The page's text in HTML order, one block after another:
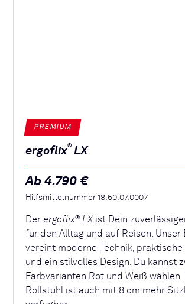
PREMIUM
ergoflix® LX
Ab 4.790 €
Hilfsmittelnummer 18.50.07.0007
Derergoflix® LX ist Dein
für den Alltag und auf Reisen. Unser
vereint moderne Technik, praktische
und ein stilvolles Design. Du kannst
Farbvarianten Rot und Weiß wählen.
Rollstuhl ist auch mit 8 cm mehr